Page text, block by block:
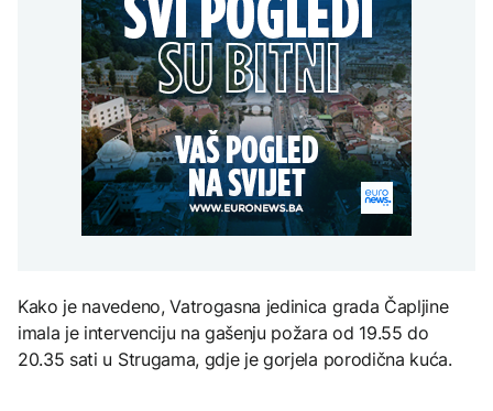
DRUŠTVO
Počela isplata penzija u
RS
Nuklearka Krško
smanjuje proizvodnju
zbog niskog vodostaja i
visokih temperatura
Save
Redovi na aerodromima i
graničnim prelazima u
EU: Koja je svrha EES
sistema ako se isključuje
čim je preopterećen?
BIZNIS
Skočile cijene nafte na
svjetskom tržištu, hoće li
se to odraziti na BiH
djece moraju platiti 942
miliona dolara
KULTURA
Rat i pijesak prijete
drevnim piramidama
Meroe u Sudanu
Rihanna radi na novom
albumu
Kako je navedeno, Vatrogasna jedinica grada Čapljine
imala je intervenciju na gašenju požara od 19.55 do
20.35 sati u Strugama, gdje je gorjela porodična kuća.